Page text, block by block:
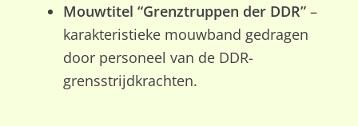
Mouwtitel “Grenztruppen der DDR” –
karakteristieke mouwband gedragen
door personeel van de DDR-
grensstrijdkrachten.